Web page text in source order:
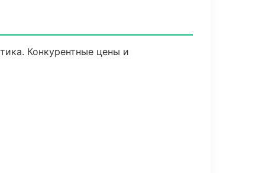
Конкурентные цены и